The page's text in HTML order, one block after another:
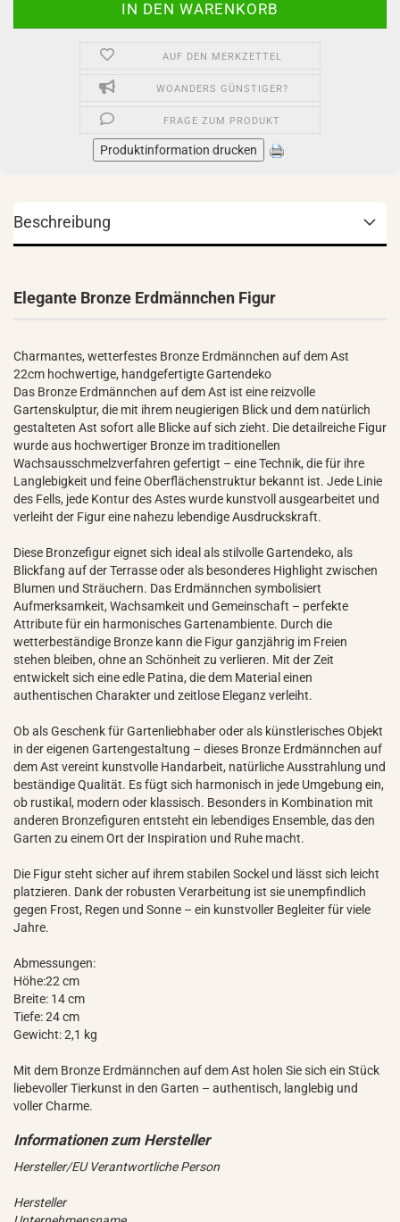
AUF DEN MERKZETTEL
WOANDERS GÜNSTIGER?
FRAGE ZUM PRODUKT
Produktinformation drucken
Beschreibung
Elegante Bronze Erdmännchen Figur
Charmantes, wetterfestes Bronze Erdmännchen auf dem Ast
22cm hochwertige, handgefertigte Gartendeko
Das Bronze Erdmännchen auf dem Ast ist eine reizvolle
Gartenskulptur, die mit ihrem neugierigen Blick und dem natürlich
gestalteten Ast sofort alle Blicke auf sich zieht. Die detailreiche Figur
wurde aus hochwertiger Bronze im traditionellen
Wachsausschmelzverfahren gefertigt – eine Technik, die für ihre
Langlebigkeit und feine Oberflächenstruktur bekannt ist. Jede Linie
des Fells, jede Kontur des Astes wurde kunstvoll ausgearbeitet und
verleiht der Figur eine nahezu lebendige Ausdruckskraft.
Diese Bronzefigur eignet sich ideal als stilvolle Gartendeko, als
Blickfang auf der Terrasse oder als besonderes Highlight zwischen
Blumen und Sträuchern. Das Erdmännchen symbolisiert
Aufmerksamkeit, Wachsamkeit und Gemeinschaft – perfekte
Attribute für ein harmonisches Gartenambiente. Durch die
wetterbeständige Bronze kann die Figur ganzjährig im Freien
stehen bleiben, ohne an Schönheit zu verlieren. Mit der Zeit
entwickelt sich eine edle Patina, die dem Material einen
authentischen Charakter und zeitlose Eleganz verleiht.
Ob als Geschenk für Gartenliebhaber oder als künstlerisches Objekt
in der eigenen Gartengestaltung – dieses Bronze Erdmännchen auf
dem Ast vereint kunstvolle Handarbeit, natürliche Ausstrahlung und
beständige Qualität. Es fügt sich harmonisch in jede Umgebung ein,
ob rustikal, modern oder klassisch. Besonders in Kombination mit
anderen Bronzefiguren entsteht ein lebendiges Ensemble, das den
Garten zu einem Ort der Inspiration und Ruhe macht.
Die Figur steht sicher auf ihrem stabilen Sockel und lässt sich leicht
platzieren. Dank der robusten Verarbeitung ist sie unempfindlich
gegen Frost, Regen und Sonne – ein kunstvoller Begleiter für viele
Jahre.
Abmessungen:
Höhe:22 cm
Breite: 14 cm
Tiefe: 24 cm
Gewicht: 2,1 kg
Mit dem Bronze Erdmännchen auf dem Ast holen Sie sich ein Stück
liebevoller Tierkunst in den Garten – authentisch, langlebig und
voller Charme.
Hersteller/EU Verantwortliche Person
Hersteller